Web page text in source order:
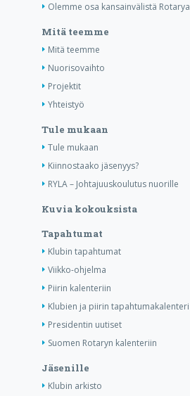
Olemme osa kansainvälistä Rotarya
Mitä teemme
Mitä teemme
Nuorisovaihto
Projektit
Yhteistyö
Tule mukaan
Tule mukaan
Kiinnostaako jäsenyys?
RYLA – Johtajuuskoulutus nuorille
Kuvia kokouksista
Tapahtumat
Klubin tapahtumat
Viikko-ohjelma
Piirin kalenteriin
Klubien ja piirin tapahtumakalenteri
Presidentin uutiset
Suomen Rotaryn kalenteriin
Jäsenille
Klubin arkisto